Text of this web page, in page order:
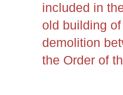
included in
old building
demolition
the Order of